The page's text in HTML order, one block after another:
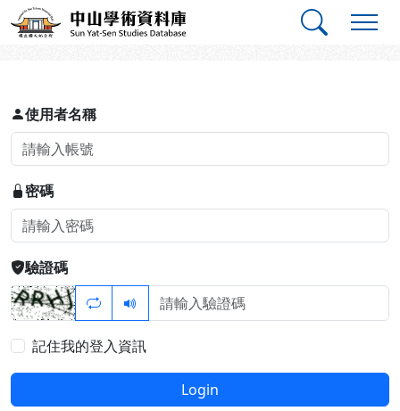
跳到主要內容
中山學術資料庫
登入
使用者名稱
密碼
驗證碼
記住我的登入資訊
Login